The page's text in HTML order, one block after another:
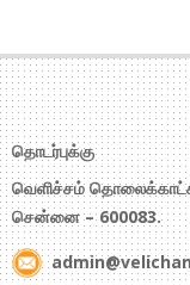
தொடர்புக்கு
வெளிச்சம்
சென்னை – 600083.